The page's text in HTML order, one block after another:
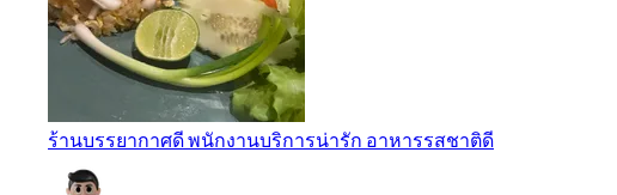
ร้านบรรยากาศดี พนักงานบริการน่ารัก อาหารรสชาติดี